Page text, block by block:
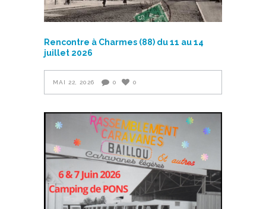
Rencontre à Charmes (88) du 11 au 14
juillet 2026
MAI 22, 2026 0 0